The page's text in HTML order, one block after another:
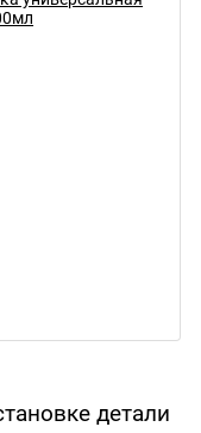
детали